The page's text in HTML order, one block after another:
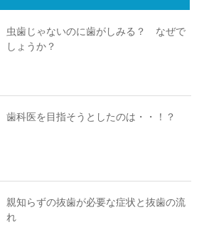
虫歯じゃないのに歯がしみる？ なぜで
しょうか？
歯科医を目指そうとしたのは・・！？
親知らずの抜歯が必要な症状と抜歯の流
れ